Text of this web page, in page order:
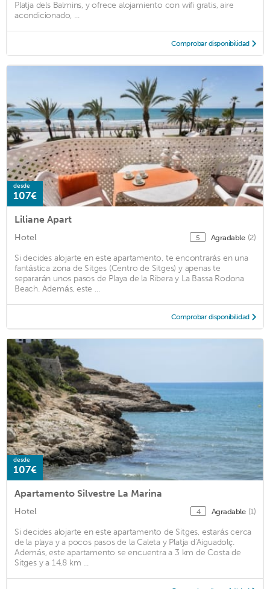
Platja dels Balmins, y ofrece alojamiento con wifi gratis, aire
acondicionado, ...
Comprobar disponibilidad
desde
107€
Liliane Apart
Hotel 5 Agradable (2)
Si decides alojarte en este apartamento, te encontrarás en una
fantástica zona de Sitges (Centro de Sitges) y apenas te
separarán unos pasos de Playa de la Ribera y La Bassa Rodona
Beach. Además, este ...
Comprobar disponibilidad
desde
107€
Apartamento Silvestre La Marina
Hotel 4 Agradable (1)
Si decides alojarte en este apartamento de Sitges, estarás cerca
de la playa y a pocos pasos de la Caleta y Platja d'Aiguadolç.
Además, este apartamento se encuentra a 3 km de Costa de
Sitges y a 14,8 km ...